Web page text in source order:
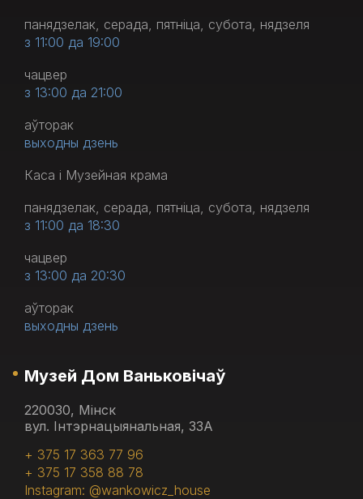
панядзелак, серада, пятніца, субота, нядзеля
з 11:00 да 19:00
чацвер
з 13:00 да 21:00
аўторак
выходны дзень
Каса і Музейная крама
панядзелак, серада, пятніца, субота, нядзеля
з 11:00 да 18:30
чацвер
з 13:00 да 20:30
аўторак
выходны дзень
Музей Дом Ваньковічаў
220030, Мінск
вул. Інтэрнацыянальная, 33А
+ 375 17 363 77 96
+ 375 17 358 88 78
Instagram: @wankowicz_house